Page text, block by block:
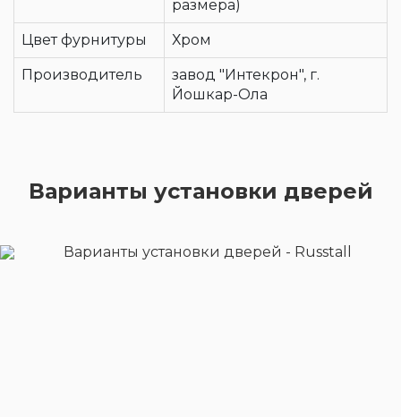
размера)
Цвет фурнитуры Хром
Производитель
завод "Интекрон", г.
Йошкар-Ола
Варианты установки дверей